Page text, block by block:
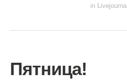
in Livejournal
Пятница!